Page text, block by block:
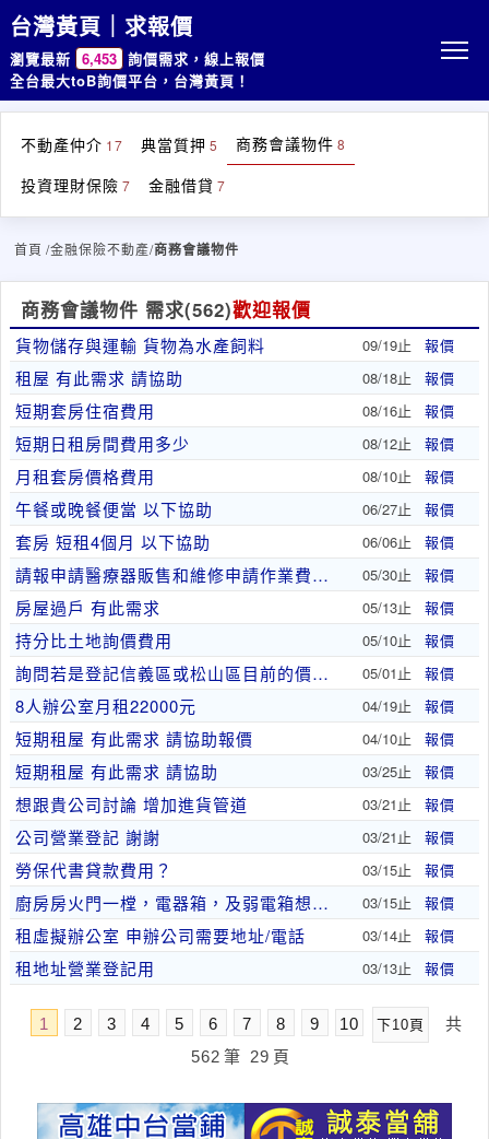
台灣黃頁｜求報價
瀏覽最新 6,453 詢價需求，線上報價
全台最大toB詢價平台，台灣黃頁！
不動產仲介 17 典當質押 5 商務會議物件 8
投資理財保險 7 金融借貸 7
首頁 /金融保險不動產/商務會議物件
商務會議物件 需求(562)歡迎報價
貨物儲存與運輸 貨物為水產飼料 09/19止 報價
租屋 有此需求 請協助 08/18止 報價
短期套房住宿費用 08/16止 報價
短期日租房間費用多少 08/12止 報價
月租套房價格費用 08/10止 報價
午餐或晚餐便當 以下協助 06/27止 報價
套房 短租4個月 以下協助 06/06止 報價
請報申請醫療器販售和維修申請作業費、遷租營登作業.. 05/30止 報價
房屋過戶 有此需求 05/13止 報價
持分比土地詢價費用 05/10止 報價
詢問若是登記信義區或松山區目前的價格還有和會計師.. 05/01止 報價
8人辦公室月租22000元 04/19止 報價
短期租屋 有此需求 請協助報價 04/10止 報價
短期租屋 有此需求 請協助 03/25止 報價
想跟貴公司討論 增加進貨管道 03/21止 報價
公司營業登記 謝謝 03/21止 報價
勞保代書貸款費用？ 03/15止 報價
廚房房火門一樘，電器箱，及弱電箱想彩檜石材紋路 03/15止 報價
租虛擬辦公室 申辦公司需要地址/電話 03/14止 報價
租地址營業登記用 03/13止 報價
1 2 3 4 5 6 7 8 9 10 下10頁
共
562 筆 29 頁